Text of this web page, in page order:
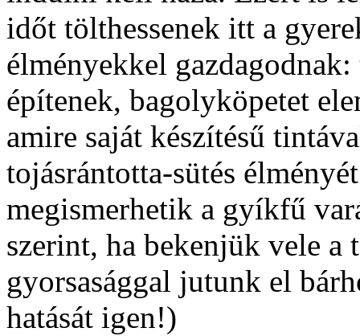
időt tölthessenek itt a
élményekkel
építenek, bagolyköpetet
amire saját készítésű
tojásrántotta-sütés
megismerhetik a gyíkfű
szerint, ha bekenjük vele a
gyorsasággal jutunk el
hatását igen!)